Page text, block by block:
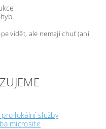
vidět, ale nemají chuť (ani
lokální služby
microsite